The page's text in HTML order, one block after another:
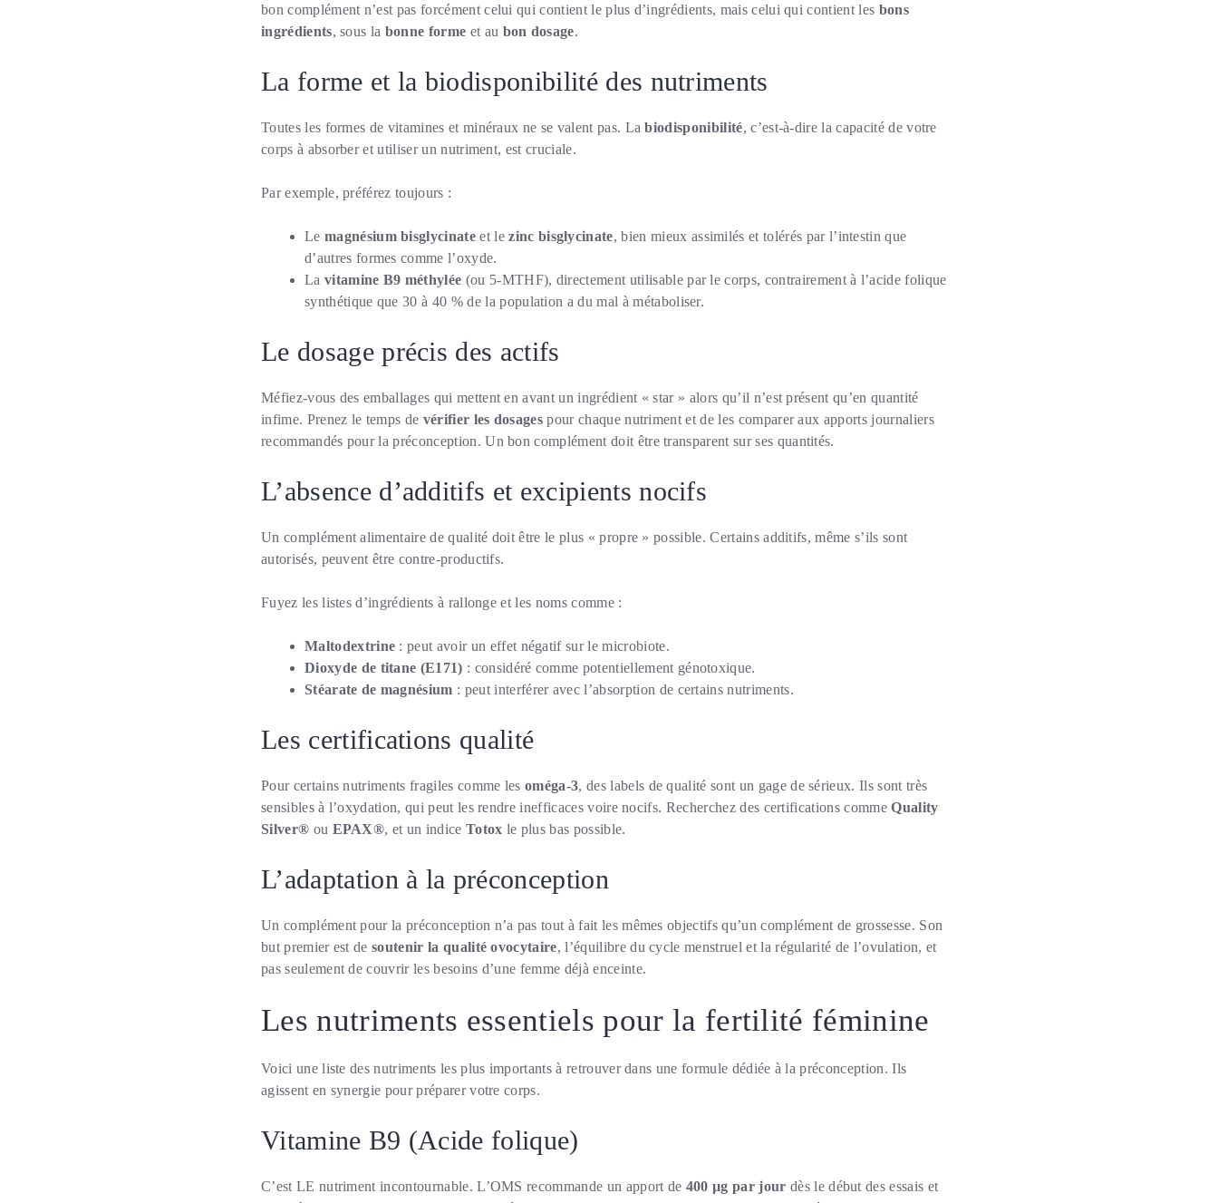
bon complément n’est pas forcément celui qui contient le plus d’ingrédients, mais celui qui contient les bons
ingrédients, sous la bonne forme et au bon dosage.
La forme et la biodisponibilité des nutriments
Toutes les formes de vitamines et minéraux ne se valent pas. Labiodisponibilité, c’est-à-dire la capacité de votre
corps à absorber et utiliser un nutriment, est cruciale.
Par exemple, préférez toujours :
Le magnésium bisglycinate et lezinc bisglycinate, bien mieux assimilés et tolérés par l’intestin que
d’autres formes comme l’oxyde.
La vitamine B9 méthylée (ou 5-MTHF), directement utilisable par le corps, contrairement à l’acide folique
synthétique que 30 à 40 % de la population a du mal à métaboliser.
Le dosage précis des actifs
Méfiez-vous des emballages qui mettent en avant un ingrédient « star » alors qu’il n’est présent qu’en quantité
infime. Prenez le temps de vérifier les dosages pour chaque nutriment et de les comparer aux apports journaliers
recommandés pour la préconception. Un bon complément doit être transparent sur ses quantités.
L’absence d’additifs et excipients nocifs
Un complément alimentaire de qualité doit être le plus « propre » possible. Certains additifs, même s’ils sont
autorisés, peuvent être contre-productifs.
Fuyez les listes d’ingrédients à rallonge et les noms comme :
Maltodextrine : peut avoir un effet négatif sur le microbiote.
Dioxyde de titane (E171) : considéré comme potentiellement génotoxique.
Stéarate de magnésium : peut interférer avec l’absorption de certains nutriments.
Les certifications qualité
Pour certains nutriments fragiles comme lesoméga-3, des labels de qualité sont un gage de sérieux. Ils sont très
sensibles à l’oxydation, qui peut les rendre inefficaces voire nocifs. Recherchez des certifications commeQuality
Silver® ou EPAX®, et un indice Totox le plus bas possible.
L’adaptation à la préconception
Un complément pour la préconception n’a pas tout à fait les mêmes objectifs qu’un complément de grossesse. Son
but premier est desoutenir la qualité ovocytaire, l’équilibre du cycle menstruel et la régularité de l’ovulation, et
pas seulement de couvrir les besoins d’une femme déjà enceinte.
Les nutriments essentiels pour la fertilité féminine
Voici une liste des nutriments les plus importants à retrouver dans une formule dédiée à la préconception. Ils
agissent en synergie pour préparer votre corps.
Vitamine B9 (Acide folique)
C’est LE nutriment incontournable. L’OMS recommande un apport de 400 µg par jour dès le début des essais et